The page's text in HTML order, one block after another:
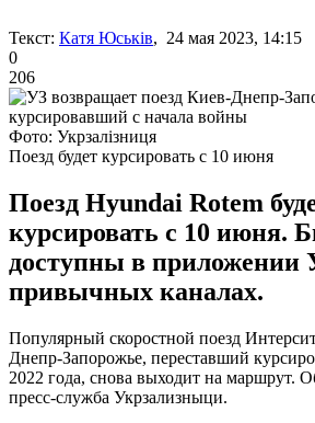
Текст: Катя Юськів, 24 мая 2023, 14:15
0
206
Фото: Укрзалізниця
Поезд будет курсировать с 10 июня
Поезд Hyundai Rotem
курсировать с 10 июня.
доступны в приложении
привычных каналах.
Популярный скоростной поезд
Днепр-Запорожье, переставший
2022 года, снова выходит на маршрут.
пресс-служба Укрзализныци.